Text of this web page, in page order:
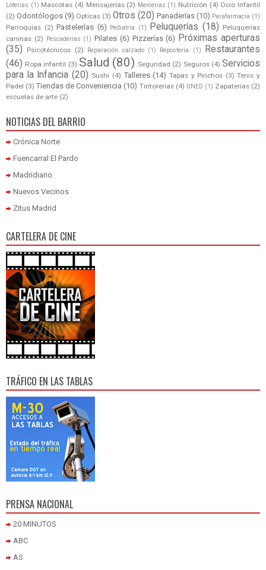
Loterías (1) Mascotas (4) Mensajerías (2) Mercerías (1) Nutrición (4) Ocio Infantil
(2) Odontólogos (9) Opticas (3) Otros (20) Panaderías (10) Parafarmacia (1)
Parroquias (2) Pastelerías (6) Pediatría (1) Peluquerías (18) Peluquerías
caninas (2) Pescaderías (1) Pilates (6) Pizzerías (6) Próximas aperturas
(35)
Psicotécnicos (2) Reparación calzado (1) Repostería (1)
Restaurantes
(46) Ropa infantil (3) Salud (80) Seguridad (2) Seguros (4) Servicios
para la Infancia (20) Sushi (4) Talleres (14) Tapas y Pinchos (3) Tenis y
Padel (3) Tiendas de Conveniencia (10) Tintorerías (4) UNED (1) Zapaterías (2)
escuelas de arte (2)
NOTICIAS DEL BARRIO
Crónica Norte
Fuencarral El Pardo
Madridiario
Nuevos Vecinos
Zitus Madrid
CARTELERA DE CINE
TRÁFICO EN LAS TABLAS
PRENSA NACIONAL
20 MINUTOS
ABC
AS